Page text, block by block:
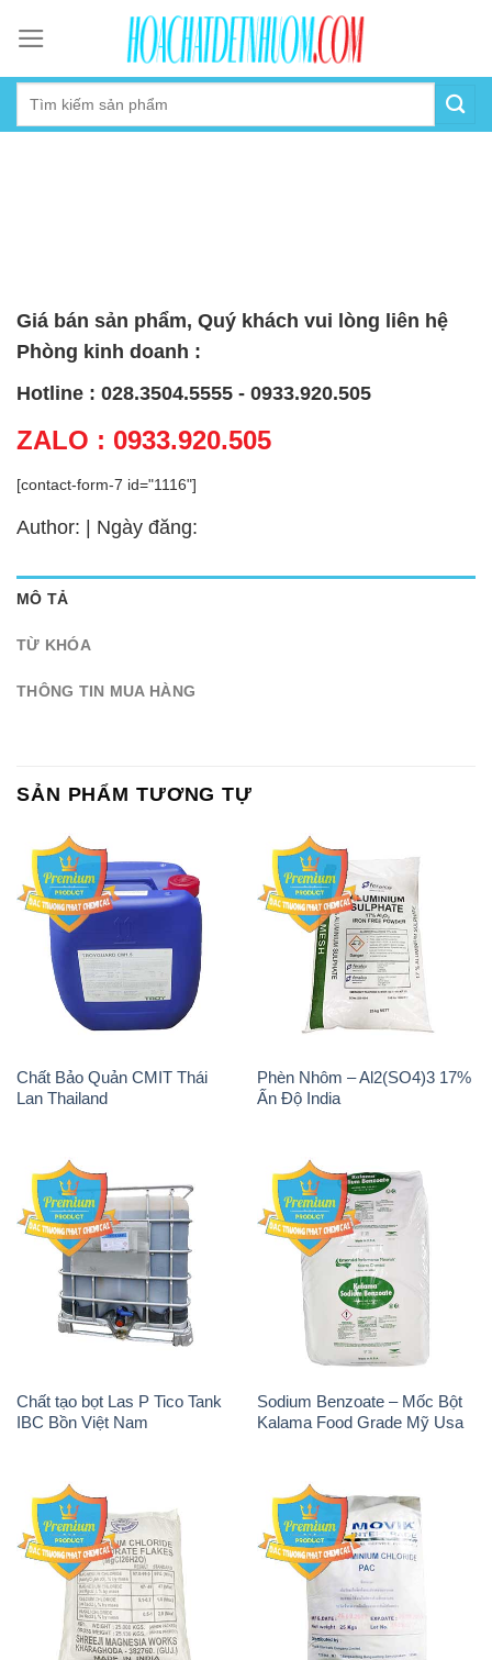
content
Giá bán sản phẩm, Quý khách vui lòng liên hệ
Phòng kinh doanh :
Hotline : 028.3504.5555 - 0933.920.505
ZALO : 0933.920.505
[contact-form-7 id="1116"]
Author: | Ngày đăng:
MÔ TẢ
TỪ KHÓA
THÔNG TIN MUA HÀNG
SẢN PHẨM TƯƠNG TỰ
Chất Bảo Quản CMIT Thái
Lan Thailand
Phèn Nhôm – Al2(SO4)3 17%
Ấn Độ India
Chất tạo bọt Las P Tico Tank
IBC Bồn Việt Nam
Sodium Benzoate – Mốc Bột
Kalama Food Grade Mỹ Usa